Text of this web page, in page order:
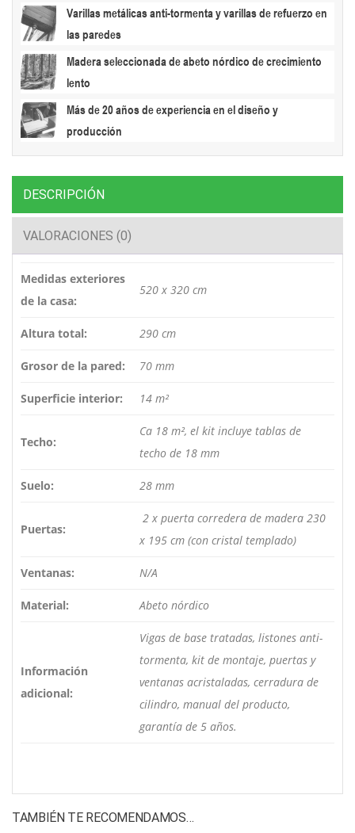
Varillas metálicas anti-tormenta y varillas de refuerzo en
las paredes
Madera seleccionada de abeto nórdico de crecimiento
lento
Más de 20 años de experiencia en el diseño y
producción
DESCRIPCIÓN
VALORACIONES (0)
Medidas exteriores
de la casa:
520 x 320 cm
Altura total: 290 cm
Grosor de la pared: 70 mm
Superficie interior: 14 m²
Techo:
Ca 18 m², el kit incluye tablas de
techo de 18 mm
Suelo: 28 mm
Puertas:
2 x puerta corredera de madera 230
x 195 cm (con cristal templado)
Ventanas: N/A
Material: Abeto nórdico
Información
adicional:
Vigas de base tratadas, listones anti-
tormenta, kit de montaje, puertas y
ventanas acristaladas, cerradura de
cilindro, manual del producto,
garantía de 5 años.
TAMBIÉN TE RECOMENDAMOS…